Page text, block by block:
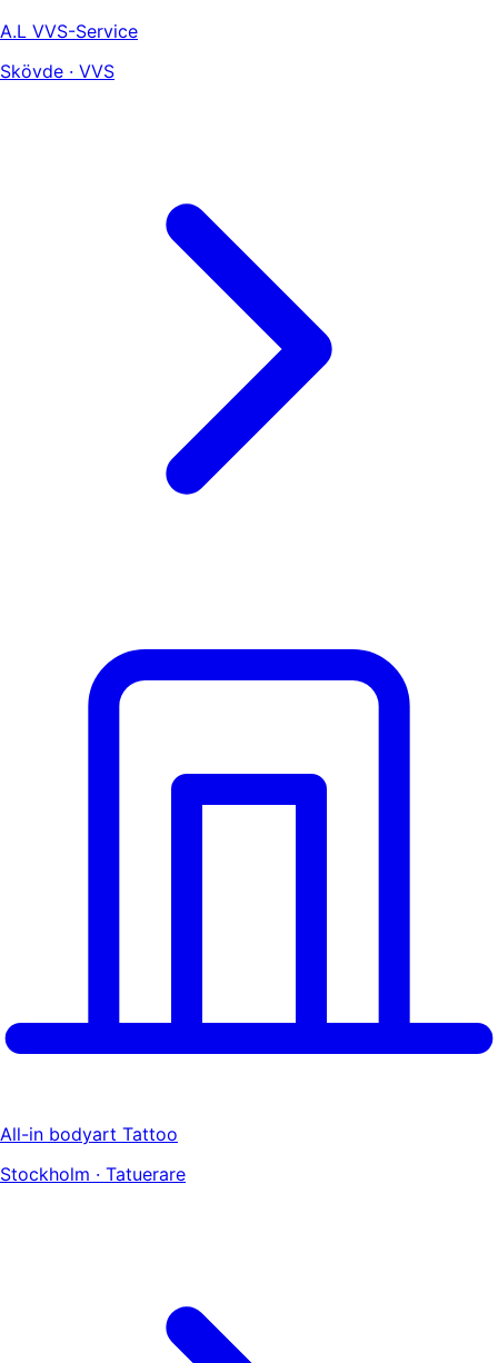
A.L VVS-Service
Skövde · VVS
All-in bodyart Tattoo
Stockholm · Tatuerare